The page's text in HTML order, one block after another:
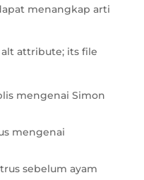
menangkap arti
mengenai Simon
mengenai
sebelum ayam